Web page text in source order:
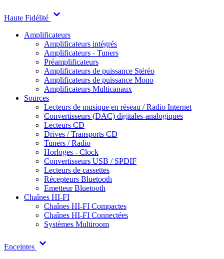
Haute Fidélité
Amplificateurs
Amplificateurs intégrés
Amplificateurs - Tuners
Préamplificateurs
Amplificateurs de puissance Stéréo
Amplificateurs de puissance Mono
Amplificateurs Multicanaux
Sources
Lecteurs de musique en réseau / Radio Internet
Convertisseurs (DAC) digitales-analogiques
Lecteurs CD
Drives / Transports CD
Tuners / Radio
Horloges - Clock
Convertisseurs USB / SPDIF
Lecteurs de cassettes
Récepteurs Bluetooth
Emetteur Bluetooth
Chaînes HI-FI
Chaînes HI-FI Compactes
Chaînes HI-FI Connectées
Systèmes Multiroom
Enceintes